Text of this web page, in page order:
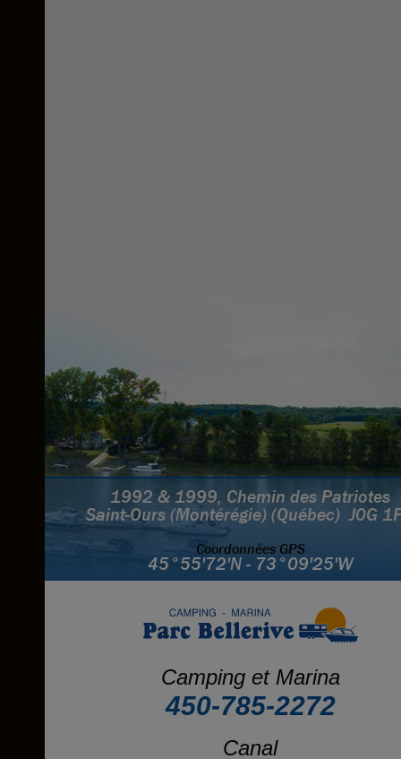
1992 & 1999, Chemin des Patriotes
Saint-Ours (Montérégie) (Québec) J0G
Coordonnées GPS
45°55'72'N - 73°09'25'W
Camping et Marina
450-785-2272
Canal